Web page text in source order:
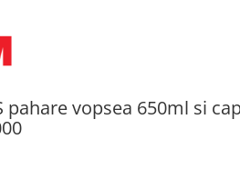
pahare vopsea 650ml si